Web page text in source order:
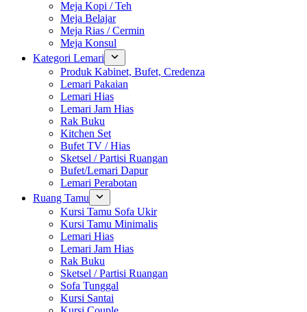
Meja Kopi / Teh
Meja Belajar
Meja Rias / Cermin
Meja Konsul
Kategori Lemari
Produk Kabinet, Bufet, Credenza
Lemari Pakaian
Lemari Hias
Lemari Jam Hias
Rak Buku
Kitchen Set
Bufet TV / Hias
Sketsel / Partisi Ruangan
Bufet/Lemari Dapur
Lemari Perabotan
Ruang Tamu
Kursi Tamu Sofa Ukir
Kursi Tamu Minimalis
Lemari Hias
Lemari Jam Hias
Rak Buku
Sketsel / Partisi Ruangan
Sofa Tunggal
Kursi Santai